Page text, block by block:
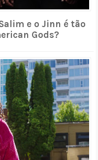
e o Jinn é tão
Gods?